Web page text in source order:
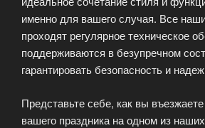
именно для вашего случая. Все
проходят регулярное техническое
поддерживаются в безупречном
гарантировать безопасность и
Представьте себе, как вы
вашего праздника на одном из